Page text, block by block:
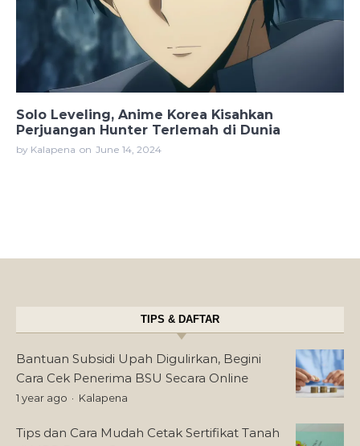
Solo Leveling, Anime Korea Kisahkan
Perjuangan Hunter Terlemah di Dunia
by Kalapena on June 14, 2024
TIPS & DAFTAR
Bantuan Subsidi Upah Digulirkan, Begini
Cara Cek Penerima BSU Secara Online
1 year ago Kalapena
Tips dan Cara Mudah Cetak Sertifikat Tanah